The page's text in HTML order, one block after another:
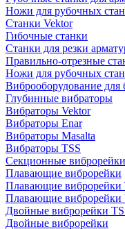
Ножи для рубочных
Станки Vektor
Гибочные станки
Станки для резки
Правильно-отрезные
Ножи для рубочных
Виброоборудование для
Глубинные вибраторы
Вибраторы Vektor
Вибраторы Enar
Вибраторы Masalta
Вибраторы TSS
Секционные
Плавающие виброрейки
Плавающие виброрейки
Плавающие виброрейки
Двойные виброрейки
Двойные виброрейки